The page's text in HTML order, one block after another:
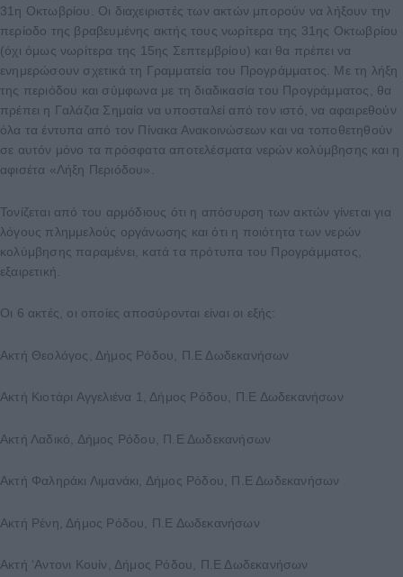
31η Οκτωβρίου. Οι διαχειριστές των ακτών μπορούν να λήξουν την
περίοδο της βραβευμένης ακτής τους νωρίτερα της 31ης Οκτωβρίου
(όχι όμως νωρίτερα της 15ης Σεπτεμβρίου) και θα πρέπει να
ενημερώσουν σχετικά τη Γραμματεία του Προγράμματος. Με τη λήξη
της περιόδου και σύμφωνα με τη διαδικασία του Προγράμματος, θα
πρέπει η Γαλάζια Σημαία να υποσταλεί από τον ιστό, να αφαιρεθούν
όλα τα έντυπα από τον Πίνακα Ανακοινώσεων και να τοποθετηθούν
σε αυτόν μόνο τα πρόσφατα αποτελέσματα νερών κολύμβησης και η
αφισέτα «Λήξη Περιόδου».
Τονίζεται από του αρμόδιους ότι η απόσυρση των ακτών γίνεται για
λόγους πλημμελούς οργάνωσης και ότι η ποιότητα των νερών
κολύμβησης παραμένει, κατά τα πρότυπα του Προγράμματος,
εξαιρετική.
Οι 6 ακτές, οι οποίες αποσύρονται είναι οι εξής:
Ακτή Θεολόγος, Δήμος Ρόδου, Π.Ε Δωδεκανήσων
Ακτή Κιοτάρι Αγγελιένα 1, Δήμος Ρόδου, Π.Ε Δωδεκανήσων
Ακτή Λαδικό, Δήμος Ρόδου, Π.Ε Δωδεκανήσων
Ακτή Φαληράκι Λιμανάκι, Δήμος Ρόδου, Π.Ε Δωδεκανήσων
Ακτή Ρένη, Δήμος Ρόδου, Π.Ε Δωδεκανήσων
Ακτή ‘Αντονι Κουίν, Δήμος Ρόδου, Π.Ε Δωδεκανήσων